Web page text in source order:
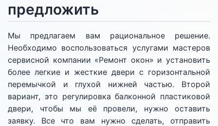
предложить
Мы предлагаем вам рациональное решение.
Необходимо воспользоваться услугами мастеров
сервисной компании «Ремонт окон» и установить
более легкие и жесткие двери с горизонтальной
перемычкой и глухой нижней частью. Второй
вариант, это регулировка балконной пластиковой
двери, чтобы мы её провели, нужно оставить
заявку. Все что вам нужно сделать, отправить